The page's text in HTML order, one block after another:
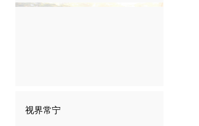
视界常宁